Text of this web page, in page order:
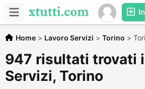
Home > Lavoro Servizi > Torino >
947 risultati trovati
Servizi, Torino